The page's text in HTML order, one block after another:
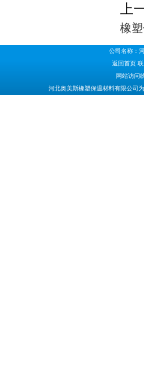
上
橡
公司名称：
返回首页
网站访问
河北奥美斯橡塑保温材料有限公司